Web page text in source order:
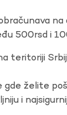
500rsd i
teritoriji
gde želite
i